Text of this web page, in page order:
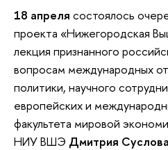
18 апреля состоялось
проекта «Нижегородская
лекция признанного
вопросам международных
политики, научного
европейских и
факультета мировой
НИУ ВШЭ Дмитрия Суслова